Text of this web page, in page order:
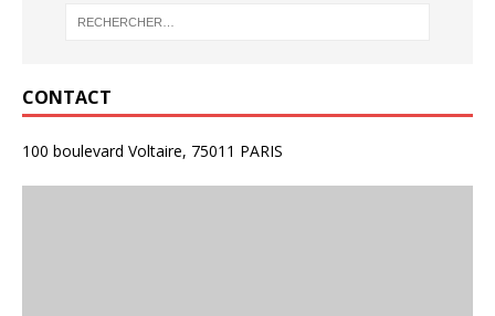
CONTACT
100 boulevard Voltaire, 75011 PARIS